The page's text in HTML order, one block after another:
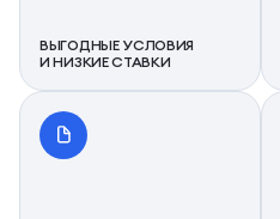
ВЫГОДНЫЕ УСЛОВИЯ
И НИЗКИЕ СТАВКИ